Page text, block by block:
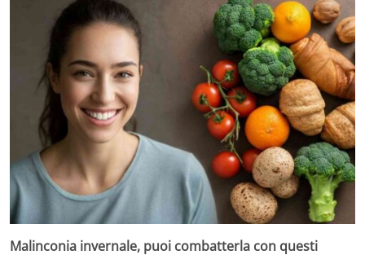
Malinconia invernale, puoi combatterla con questi